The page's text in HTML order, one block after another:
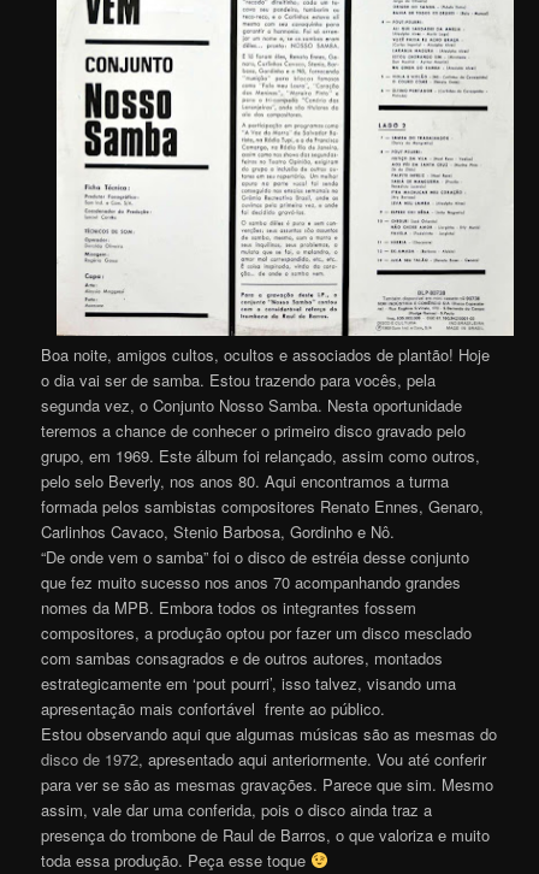
Boa noite, amigos cultos, ocultos e associados de plantão! Hoje
o dia vai ser de samba. Estou trazendo para vocês, pela
segunda vez, o Conjunto Nosso Samba. Nesta oportunidade
teremos a chance de conhecer o primeiro disco gravado pelo
grupo, em 1969. Este álbum foi relançado, assim como outros,
pelo selo Beverly, nos anos 80. Aqui encontramos a turma
formada pelos sambistas compositores Renato Ennes, Genaro,
Carlinhos Cavaco, Stenio Barbosa, Gordinho e Nô.
“De onde vem o samba” foi o disco de estréia desse conjunto
que fez muito sucesso nos anos 70 acompanhando grandes
nomes da MPB. Embora todos os integrantes fossem
compositores, a produção optou por fazer um disco mesclado
com sambas consagrados e de outros autores, montados
estrategicamente em ‘pout pourri’, isso talvez, visando uma
apresentação mais confortável frente ao público.
Estou observando aqui que algumas músicas são as mesmas do
disco de 1972, apresentado aqui anteriormente. Vou até conferir
para ver se são as mesmas gravações. Parece que sim. Mesmo
assim, vale dar uma conferida, pois o disco ainda traz a
presença do trombone de Raul de Barros, o que valoriza e muito
toda essa produção. Peça esse toque